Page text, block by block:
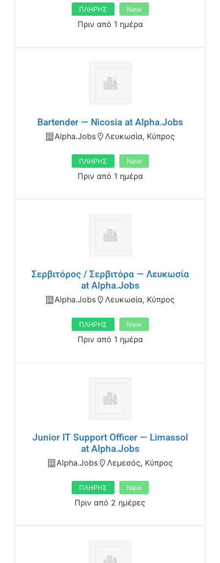
ΠΛΗΡΗΣ New
Πριν από 1 ημέρα
Bartender — Nicosia at Alpha.Jobs
Alpha.jobs Λευκωσία, Κύπρος
ΠΛΗΡΗΣ New
Πριν από 1 ημέρα
Σερβιτόρος / Σερβιτόρα — Λευκωσία
at Alpha.Jobs
Alpha.jobs Λευκωσία, Κύπρος
ΠΛΗΡΗΣ New
Πριν από 1 ημέρα
Junior IT Support Officer — Limassol
at Alpha.Jobs
Alpha.jobs Λεμεσός, Κύπρος
ΠΛΗΡΗΣ New
Πριν από 2 ημέρες